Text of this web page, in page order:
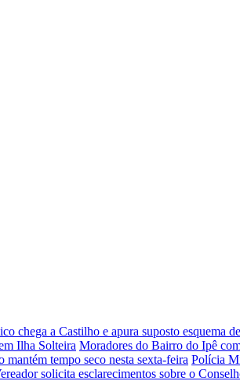
chega a Castilho e apura suposto esquema
Ilha Solteira Moradores do Bairro do Ipê
tempo seco nesta sexta-feira Polícia
solicita esclarecimentos sobre o